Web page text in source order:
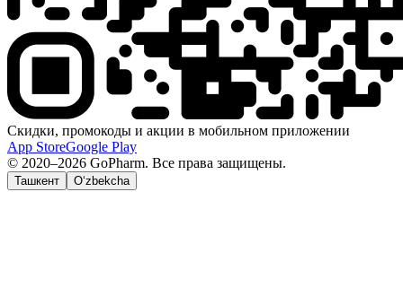
Скидки, промокоды и акции в мобильном приложении
App StoreGoogle Play
© 2020–2026 GoPharm. Все права защищены.
Ташкент O‘zbekcha